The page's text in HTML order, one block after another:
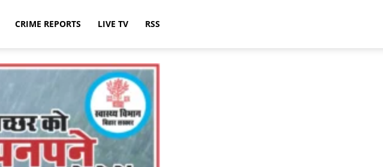
CRIME REPORTS LIVE TV RSS